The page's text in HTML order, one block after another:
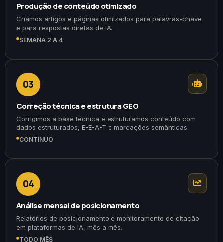
Produção de conteúdo otimizado
Criamos artigos e páginas otimizados para palavras-chave
e para respostas diretas de IA.
SEMANA 2 A 4
03
Correção técnica e estrutura GEO
Corrigimos a base técnica e estruturamos conteúdo com
dados estruturados, E-E-A-T e marcações semânticas.
CONTÍNUO
04
Análise mensal de posicionamento
Relatórios de posicionamento e monitoramento de citação
em plataformas de IA, mês a mês.
TODO MÊS